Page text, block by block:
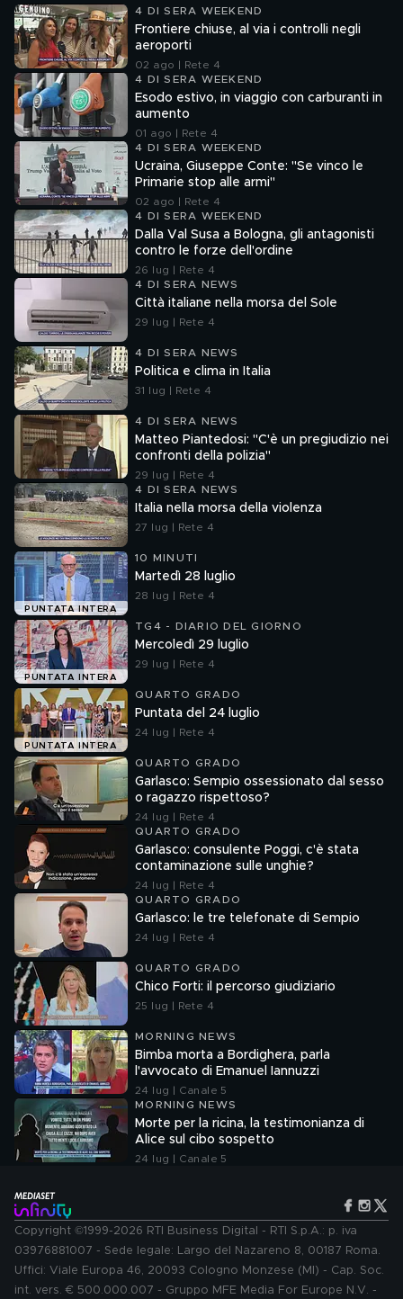
4 DI SERA WEEKEND
Frontiere chiuse, al via i controlli negli
aeroporti
02 ago | Rete 4
4 DI SERA WEEKEND
Esodo estivo, in viaggio con carburanti in
aumento
01 ago | Rete 4
4 DI SERA WEEKEND
Ucraina, Giuseppe Conte: "Se vinco le
Primarie stop alle armi"
02 ago | Rete 4
4 DI SERA WEEKEND
Dalla Val Susa a Bologna, gli antagonisti
contro le forze dell'ordine
26 lug | Rete 4
4 DI SERA NEWS
Città italiane nella morsa del Sole
29 lug | Rete 4
4 DI SERA NEWS
Politica e clima in Italia
31 lug | Rete 4
4 DI SERA NEWS
Matteo Piantedosi: "C'è un pregiudizio nei
confronti della polizia"
29 lug | Rete 4
4 DI SERA NEWS
Italia nella morsa della violenza
27 lug | Rete 4
PUNTATA INTERA
10 MINUTI
Martedì 28 luglio
28 lug | Rete 4
PUNTATA INTERA
TG4 - DIARIO DEL GIORNO
Mercoledì 29 luglio
29 lug | Rete 4
PUNTATA INTERA
QUARTO GRADO
Puntata del 24 luglio
24 lug | Rete 4
QUARTO GRADO
Garlasco: Sempio ossessionato dal sesso
o ragazzo rispettoso?
24 lug | Rete 4
QUARTO GRADO
Garlasco: consulente Poggi, c'è stata
contaminazione sulle unghie?
24 lug | Rete 4
QUARTO GRADO
Garlasco: le tre telefonate di Sempio
24 lug | Rete 4
QUARTO GRADO
Chico Forti: il percorso giudiziario
25 lug | Rete 4
MORNING NEWS
Bimba morta a Bordighera, parla
l'avvocato di Emanuel Iannuzzi
24 lug | Canale 5
MORNING NEWS
Morte per la ricina, la testimonianza di
Alice sul cibo sospetto
24 lug | Canale 5
Copyright ©1999-2026 RTI Business Digital - RTI S.p.A.: p. iva
03976881007 - Sede legale: Largo del Nazareno 8, 00187 Roma.
Uffici: Viale Europa 46, 20093 Cologno Monzese (MI) - Cap. Soc.
int. vers. € 500.000.007 - Gruppo MFE Media For Europe N.V. -